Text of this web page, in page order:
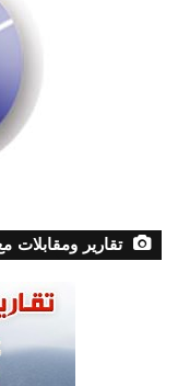
تقارير ومقابلات